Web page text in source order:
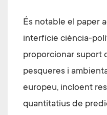
És notable el paper
interfície ciència-
proporcionar suport
pesqueres i
europeu, incloent
quantitatius de